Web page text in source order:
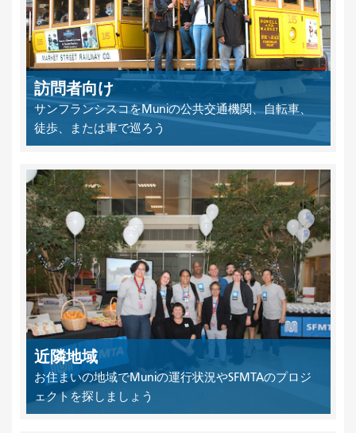
訪問者向け
サンフランシスコをMuniの公共交通機関、自転車、
徒歩、または車で巡ろう
近隣地域
お住まいの地域でMuniの運行状況やSFMTAのプロジ
ェクトを探しましょう